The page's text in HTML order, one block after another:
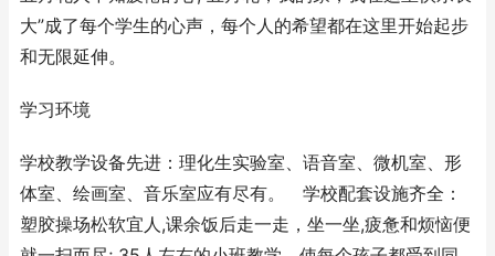
大”成了每个学生的心声，每个人的希望都在这里开始起步
和无限延伸。
学习环境
学校教学设备先进：理化生实验室、语音室、微机室、形
体室、绘画室、音乐室应有尽有。 学校配套设施齐全：
塑胶操场松软宜人,课余饭后走一走，坐一坐,疲惫和烦恼便